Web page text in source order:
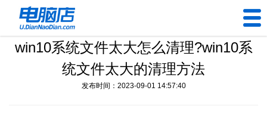
U盘工具
win10系统文件太大怎么清理?win10系
统文件太大的清理方法
发布时间：2023-09-01 14:57:40